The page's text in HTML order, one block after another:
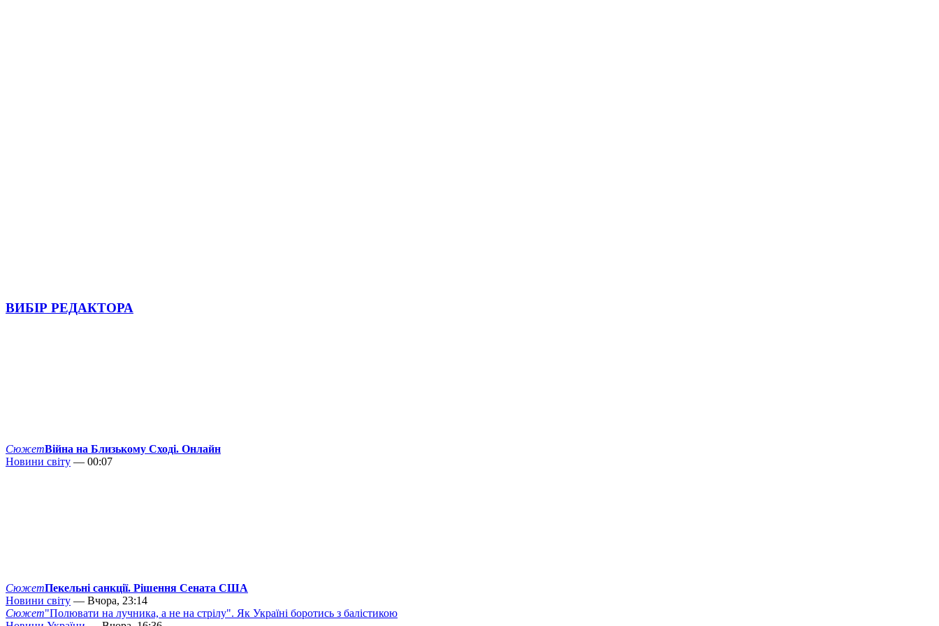
ВИБІР РЕДАКТОРА
СюжетВійна на Близькому Сході. Онлайн
Новини світу — 00:07
СюжетПекельні санкції. Рішення Сената США
Новини світу — Вчора, 23:14
Сюжет"Полювати на лучника, а не на стрілу". Як Україні боротись з балістикою